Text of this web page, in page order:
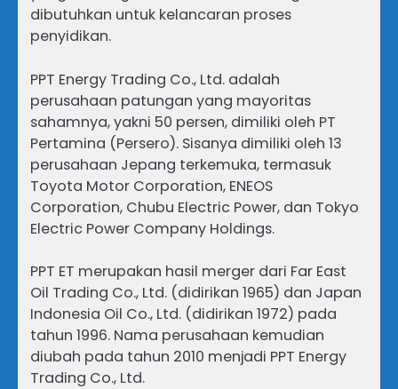
dibutuhkan untuk kelancaran proses
penyidikan.
PPT Energy Trading Co., Ltd. adalah
perusahaan patungan yang mayoritas
sahamnya, yakni 50 persen, dimiliki oleh PT
Pertamina (Persero). Sisanya dimiliki oleh 13
perusahaan Jepang terkemuka, termasuk
Toyota Motor Corporation, ENEOS
Corporation, Chubu Electric Power, dan Tokyo
Electric Power Company Holdings.
PPT ET merupakan hasil merger dari Far East
Oil Trading Co., Ltd. (didirikan 1965) dan Japan
Indonesia Oil Co., Ltd. (didirikan 1972) pada
tahun 1996. Nama perusahaan kemudian
diubah pada tahun 2010 menjadi PPT Energy
Trading Co., Ltd.